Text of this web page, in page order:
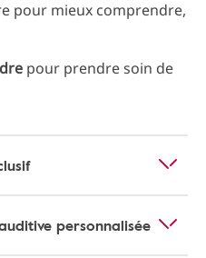
pour mieux comprendre,
pour prendre soin de
personnalisée